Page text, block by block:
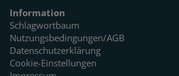
Information
Schlagwortbaum
Nutzungsbedingungen/AGB
Datenschutzerklärung
Cookie-Einstellungen